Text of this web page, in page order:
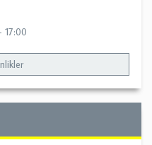
17:00